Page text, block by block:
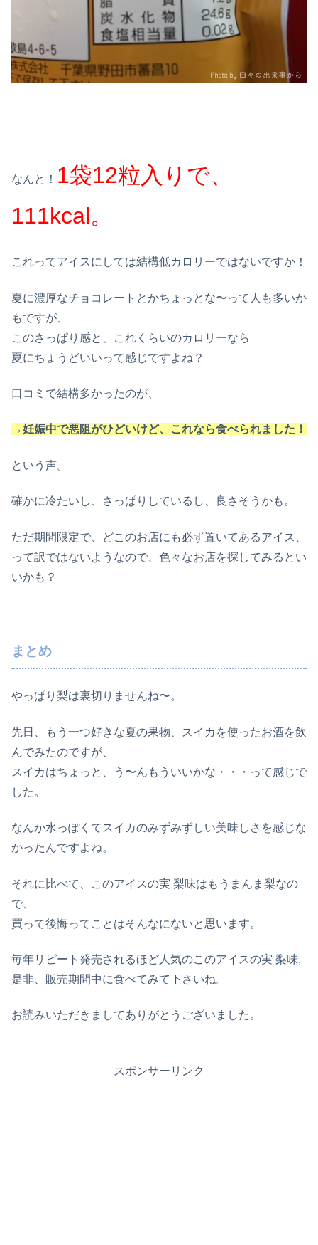
なんと！ 1袋12粒入りで、
111kcal。
これってアイスにしては結構低カロリーではないですか！
夏に濃厚なチョコレートとかちょっとな〜って人も多いか
もですが、
このさっぱり感と、これくらいのカロリーなら
夏にちょうどいいって感じですよね？
口コミで結構多かったのが、
→妊娠中で悪阻がひどいけど、これなら食べられました！
という声。
確かに冷たいし、さっぱりしているし、良さそうかも。
ただ期間限定で、どこのお店にも必ず置いてあるアイス、
って訳ではないようなので、色々なお店を探してみるとい
いかも？
まとめ
やっぱり梨は裏切りませんね〜。
先日、もう一つ好きな夏の果物、スイカを使ったお酒を飲
んでみたのですが、
スイカはちょっと、う〜んもういいかな・・・って感じで
した。
なんか水っぽくてスイカのみずみずしい美味しさを感じな
かったんですよね。
それに比べて、このアイスの実 梨味はもうまんま梨なの
で、
買って後悔ってことはそんなにないと思います。
毎年リピート発売されるほど人気のこのアイスの実 梨味,
是非、販売期間中に食べてみて下さいね。
お読みいただきましてありがとうございました。
スポンサーリンク